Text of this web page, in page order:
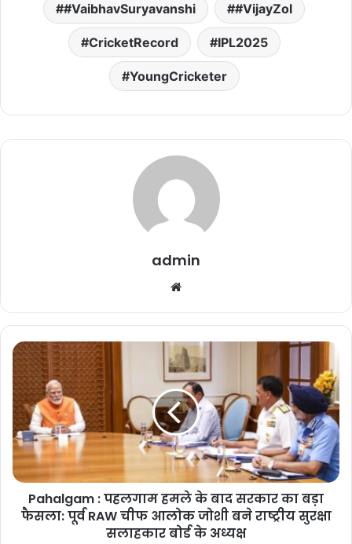
#VaibhavSuryavanshi #VijayZol
CricketRecord IPL2025
YoungCricketer
admin
te
Pahalgam : पहलगाम हमले के बाद सरकार का बड़ा
फैसला: पूर्व RAW चीफ आलोक जोशी बने राष्ट्रीय सुरक्षा
सलाहकार बोर्ड के अध्यक्ष